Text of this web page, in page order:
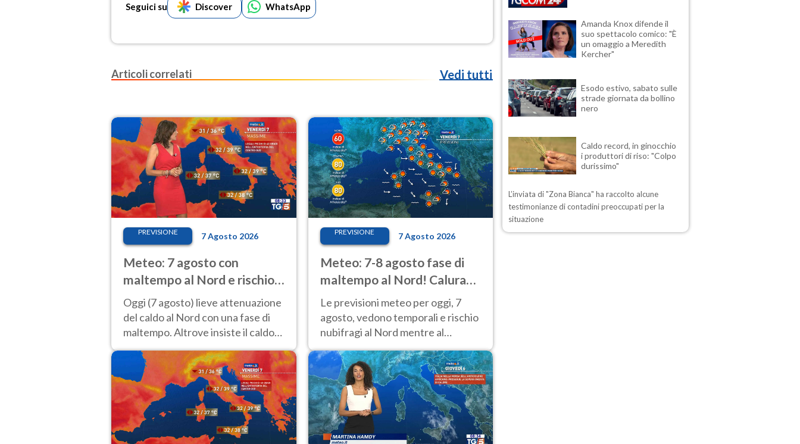
Seguici su Discover WhatsApp
Articoli correlati Vedi tutti
PREVISIONE 7 Agosto 2026
Meteo: 7 agosto con
maltempo al Nord e rischio
nubifragi. Altrove caldo
estremo
Oggi (7 agosto) lieve attenuazione
del caldo al Nord con una fase di
maltempo. Altrove insiste il caldo
estremo con picchi di 40°C. Le
previsioni
PREVISIONE 7 Agosto 2026
Meteo: 7-8 agosto fase di
maltempo al Nord! Calura
fino a Ferragosto
Le previsioni meteo per oggi, 7
agosto, vedono temporali e rischio
nubifragi al Nord mentre al
Centro-Sud sole e caldo sempre
molto intenso.
Amanda Knox difende il
suo spettacolo comico: "È
un omaggio a Meredith
Kercher"
Esodo estivo, sabato sulle
strade giornata da bollino
nero
Caldo record, in ginocchio
i produttori di riso: "Colpo
durissimo"
L’inviata di "Zona Bianca" ha raccolto alcune
testimonianze di contadini preoccupati per la
situazione